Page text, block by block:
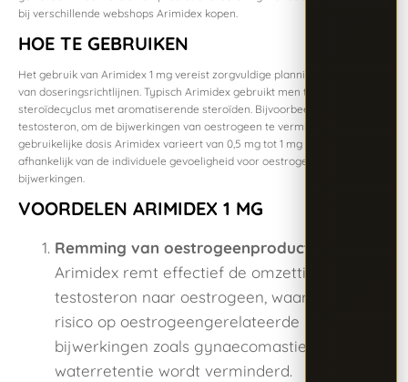
bij verschillende webshops Arimidex kopen.
HOE TE GEBRUIKEN
Het gebruik van Arimidex 1 mg vereist zorgvuldige planning en naleving
van doseringsrichtlijnen. Typisch Arimidex gebruikt men tijdens een
steroïdecyclus met aromatiserende steroïden. Bijvoorbeeld bij
testosteron, om de bijwerkingen van oestrogeen te verminderen. De
gebruikelijke dosis Arimidex varieert van 0,5 mg tot 1 mg per dag,
afhankelijk van de individuele gevoeligheid voor oestrogeengerelateerde
bijwerkingen.
VOORDELEN ARIMIDEX 1 MG
Remming van oestrogeenproductie:
Arimidex remt effectief de omzetting van
testosteron naar oestrogeen, waardoor het
risico op oestrogeengerelateerde
bijwerkingen zoals gynaecomastie en
waterretentie wordt verminderd.